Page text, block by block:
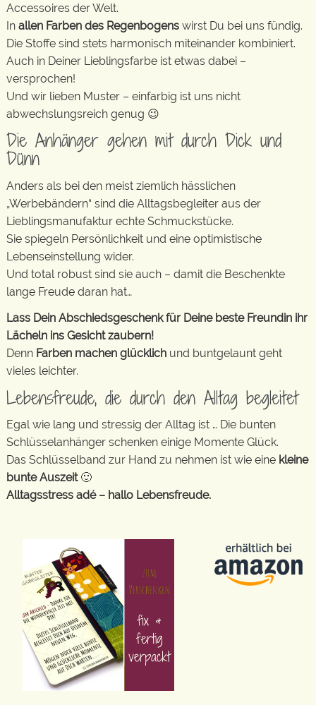
Accessoires der Welt.
In allen Farben des Regenbogens wirst Du bei uns fündig.
Die Stoffe sind stets harmonisch miteinander kombiniert.
Auch in Deiner Lieblingsfarbe ist etwas dabei –
versprochen!
Und wir lieben Muster – einfarbig ist uns nicht
abwechslungsreich genug 😉
Die Anhänger gehen mit durch Dick und
Dünn
Anders als bei den meist ziemlich hässlichen
„Werbebändern“ sind die Alltagsbegleiter aus der
Lieblingsmanufaktur echte Schmuckstücke.
Sie spiegeln Persönlichkeit und eine optimistische
Lebenseinstellung wider.
Und total robust sind sie auch – damit die Beschenkte
lange Freude daran hat…
Lass Dein Abschiedsgeschenk für Deine beste Freundin ihr
Lächeln ins Gesicht zaubern!
Denn Farben machen glücklich und buntgelaunt geht
vieles leichter.
Lebensfreude, die durch den Alltag begleitet
Egal wie lang und stressig der Alltag ist … Die bunten
Schlüsselanhänger schenken einige Momente Glück.
Das Schlüsselband zur Hand zu nehmen ist wie eine kleine
bunte Auszeit🙂
Alltagsstress adé – hallo Lebensfreude.